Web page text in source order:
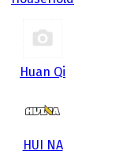
Huan Qi
HUI NA